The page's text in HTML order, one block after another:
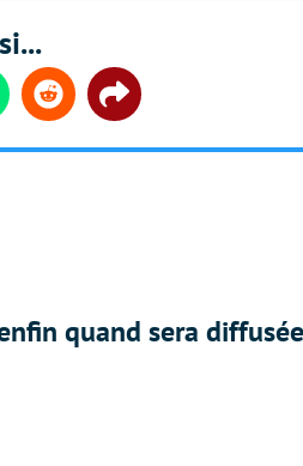
Reddit Share
quand sera